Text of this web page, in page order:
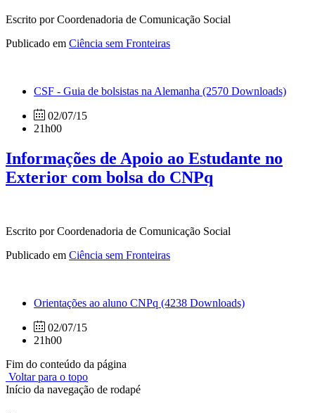
Escrito por Coordenadoria de Comunicação Social
Publicado em Ciência sem Fronteiras
CSF - Guia de bolsistas na Alemanha (2570 Downloads)
02/07/15
21h00
Informações de Apoio ao Estudante no
Exterior com bolsa do CNPq
Escrito por Coordenadoria de Comunicação Social
Publicado em Ciência sem Fronteiras
Orientações ao aluno CNPq (4238 Downloads)
02/07/15
21h00
Fim do conteúdo da página
Voltar para o topo
Início da navegação de rodapé